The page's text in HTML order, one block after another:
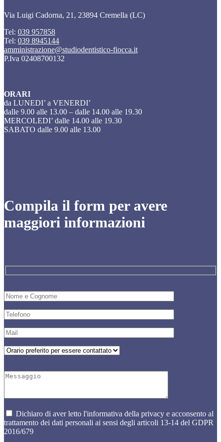
Via Luigi Cadorna, 21, 23894 Cremella (LC)
Tel: 039 957858
Tel: 039 8945144
amministrazione@studiodentistico-fiocca.it
P.Iva 02408700132
ORARI
da LUNEDI’ a VENERDI’
dalle 9.00 alle 13.00 – dalle 14.00 alle 19.30
MERCOLEDI’ dalle 14.00 alle 19.30
SABATO dalle 9.00 alle 13.00
Compila il form per avere
maggiori informazioni
Dichiaro di aver letto l'informativa della privacy e acconsento al
trattamento dei dati personali ai sensi degli articoli 13-14 del GDPR
2016/679